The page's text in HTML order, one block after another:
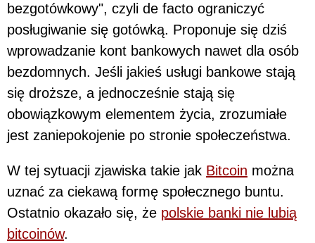
bezgotówkowy", czyli de facto ograniczyć
posługiwanie się gotówką. Proponuje się dziś
wprowadzanie kont bankowych nawet dla osób
bezdomnych. Jeśli jakieś usługi bankowe stają
się droższe, a jednocześnie stają się
obowiązkowym elementem życia, zrozumiałe
jest zaniepokojenie po stronie społeczeństwa.
W tej sytuacji zjawiska takie jak Bitcoin można
uznać za ciekawą formę społecznego buntu.
Ostatnio okazało się, że polskie banki nie lubią
bitcoinów.